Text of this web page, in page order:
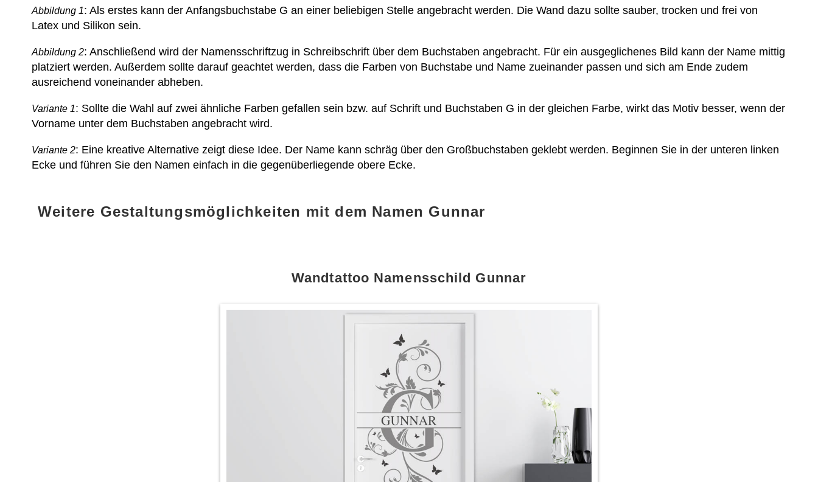
Abbildung 1: Als erstes kann der Anfangsbuchstabe G an einer beliebigen Stelle angebracht werden. Die Wand dazu sollte sauber, trocken und frei von
Latex und Silikon sein.
Abbildung 2: Anschließend wird der Namensschriftzug in Schreibschrift über dem Buchstaben angebracht. Für ein ausgeglichenes Bild kann der Name mittig
platziert werden. Außerdem sollte darauf geachtet werden, dass die Farben von Buchstabe und Name zueinander passen und sich am Ende zudem
ausreichend voneinander abheben.
Variante 1: Sollte die Wahl auf zwei ähnliche Farben gefallen sein bzw. auf Schrift und Buchstaben G in der gleichen Farbe, wirkt das Motiv besser, wenn der
Vorname unter dem Buchstaben angebracht wird.
Variante 2: Eine kreative Alternative zeigt diese Idee. Der Name kann schräg über den Großbuchstaben geklebt werden. Beginnen Sie in der unteren linken
Ecke und führen Sie den Namen einfach in die gegenüberliegende obere Ecke.
Weitere Gestaltungsmöglichkeiten mit dem Namen Gunnar
Wandtattoo Namensschild Gunnar